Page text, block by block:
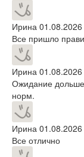
Ирина
Все пришло
Ирина
Ожидание
норм.
Ирина
Все отлично